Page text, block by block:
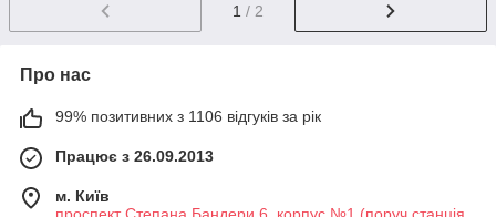
1 / 2
Про нас
99% позитивних з 1106 відгуків за рік
Працює з 26.09.2013
м. Київ